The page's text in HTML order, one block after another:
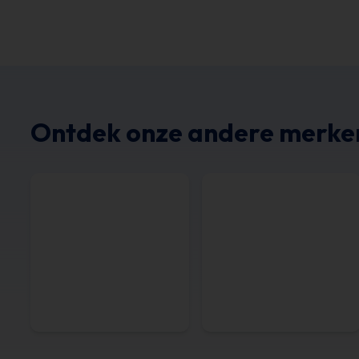
Ontdek onze andere